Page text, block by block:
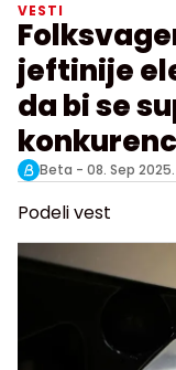
VESTI
jeftinije
da bi se
Beta - 08. Sep 2025.
Podeli vest